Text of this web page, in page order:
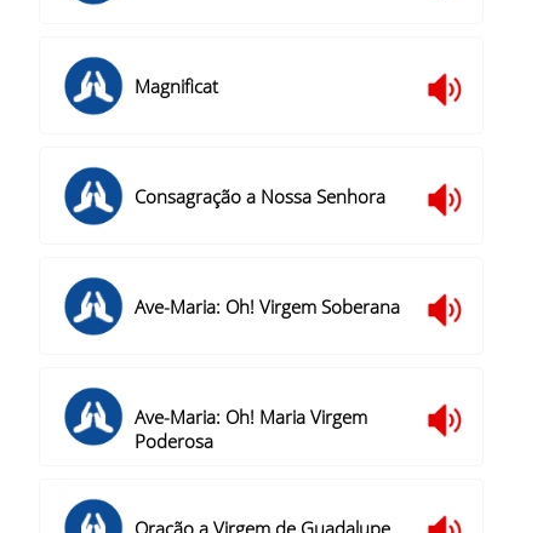
Magnificat
Consagração a Nossa Senhora
Ave-Maria: Oh! Virgem Soberana
Ave-Maria: Oh! Maria Virgem
Poderosa
Oração a Virgem de Guadalupe